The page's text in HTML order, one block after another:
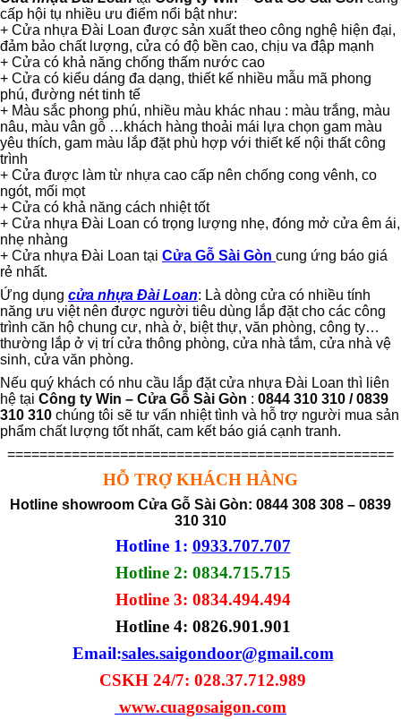
cấp hội tụ nhiều ưu điểm nổi bật như:
+ Cửa nhựa Đài Loan được sản xuất theo công nghệ hiện đại,
đảm bảo chất lượng, cửa có độ bền cao, chịu va đập mạnh
+ Cửa có khả năng chống thấm nước cao
+ Cửa có kiểu dáng đa dạng, thiết kế nhiều mẫu mã phong
phú, đường nét tinh tế
+ Màu sắc phong phú, nhiều màu khác nhau : màu trắng, màu
nâu, màu vân gỗ …khách hàng thoải mái lựa chọn gam màu
yêu thích, gam màu lắp đặt phù hợp với thiết kế nội thất công
trình
+ Cửa được làm từ nhựa cao cấp nên chống cong vênh, co
ngót, mối mọt
+ Cửa có khả năng cách nhiệt tốt
+ Cửa nhựa Đài Loan có trọng lượng nhẹ, đóng mở cửa êm ái,
nhẹ nhàng
+ Cửa nhựa Đài Loan tại Cửa Gỗ Sài Gòn cung ứng báo giá
rẻ nhất.
Ứng dụng cửa nhựa Đài Loan: Là dòng cửa có nhiều tính
năng ưu việt nên được người tiêu dùng lắp đặt cho các công
trình căn hộ chung cư, nhà ở, biệt thự, văn phòng, công ty…
thường lắp ở vị trí cửa thông phòng, cửa nhà tắm, cửa nhà vệ
sinh, cửa văn phòng.
Nếu quý khách có nhu cầu lắp đặt cửa nhựa Đài Loan thì liên
hệ tại Công ty Win – Cửa Gỗ Sài Gòn : 0844 310 310 / 0839
310 310 chúng tôi sẽ tư vấn nhiệt tình và hỗ trợ người mua sản
phẩm chất lượng tốt nhất, cam kết báo giá cạnh tranh.
================================================
HỖ TRỢ KHÁCH HÀNG
Hotline showroom Cửa Gỗ Sài Gòn: 0844 308 308 – 0839
310 310
Hotline 1: 0933.707.707
Hotline 2: 0834.715.715
Hotline 3: 0834.494.494
Hotline 4: 0826.901.901
Email:sales.saigondoor@gmail.com
CSKH 24/7: 028.37.712.989
www.cuagosaigon.com